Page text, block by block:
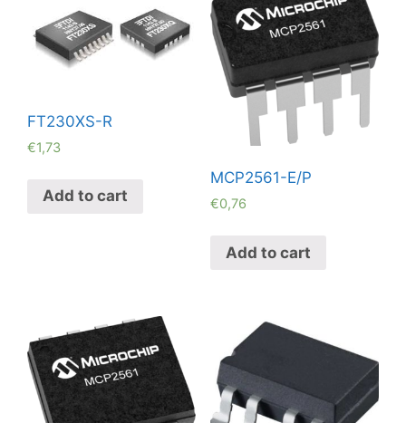
FT230XS-R
€1,73
Add to cart
MCP2561-E/P
€0,76
Add to cart